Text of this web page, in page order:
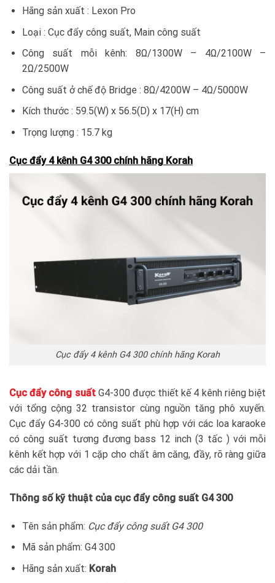
Hãng sản xuất : Lexon Pro
Loại : Cục đẩy công suất, Main công suất
Công suất mỗi kênh: 8Ω/1300W – 4Ω/2100W –
2Ω/2500W
Công suất ở chế độ Bridge : 8Ω/4200W – 4Ω/5000W
Kích thước : 59.5(W) x 56.5(D) x 17(H) cm
Trọng lượng : 15.7 kg
Cục đẩy 4 kênh G4 300 chính hãng Korah
Cục đẩy 4 kênh G4 300 chính hãng Korah
Cục đẩy công suấtG4-300 được thiết kế 4 kênh riêng biệt
với tổng cộng 32 transistor cùng nguồn tăng phô xuyến.
Cục đẩy G4-300 có công suất phù hợp với các loa karaoke
có công suất tương đương bass 12 inch (3 tấc ) với mỗi
kênh kết hợp với 1 cặp cho chất âm căng, đầy, rõ ràng giữa
các dải tần.
Thông số kỹ thuật của cục đẩy công suất G4 300
Tên sản phẩm: Cục đẩy công suất G4 300
Mã sản phẩm: G4 300
Hãng sản xuất: Korah